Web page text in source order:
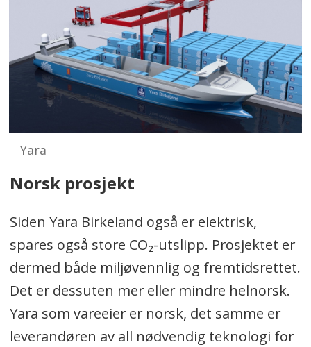
Yara
Norsk prosjekt
Siden Yara Birkeland også er elektrisk,
spares også store CO₂-utslipp. Prosjektet er
dermed både miljøvennlig og fremtidsrettet.
Det er dessuten mer eller mindre helnorsk.
Yara som vareeier er norsk, det samme er
leverandøren av all nødvendig teknologi for